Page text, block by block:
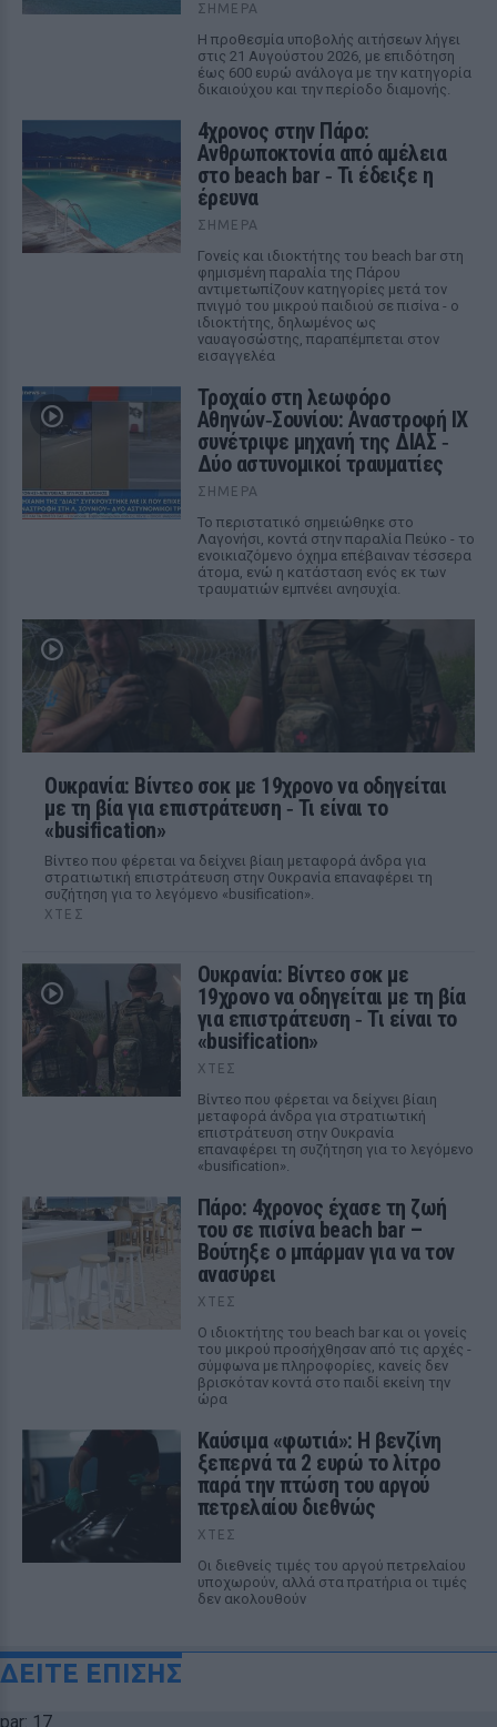
ΣΉΜΕΡΑ
Η προθεσμία υποβολής αιτήσεων λήγει
στις 21 Αυγούστου 2026, με επιδότηση
έως 600 ευρώ ανάλογα με την κατηγορία
δικαιούχου και την περίοδο διαμονής.
4χρονος στην Πάρο:
Ανθρωποκτονία από αμέλεια
στο beach bar ‑ Τι έδειξε η
έρευνα
ΣΉΜΕΡΑ
Γονείς και ιδιοκτήτης του beach bar στη
φημισμένη παραλία της Πάρου
αντιμετωπίζουν κατηγορίες μετά τον
πνιγμό του μικρού παιδιού σε πισίνα - ο
ιδιοκτήτης, δηλωμένος ως
ναυαγοσώστης, παραπέμπεται στον
εισαγγελέα
Τροχαίο στη λεωφόρο
Αθηνών‑Σουνίου: Αναστροφή ΙΧ
συνέτριψε μηχανή της ΔΙΑΣ ‑
Δύο αστυνομικοί τραυματίες
ΣΉΜΕΡΑ
Το περιστατικό σημειώθηκε στο
Λαγονήσι, κοντά στην παραλία Πεύκο - το
ενοικιαζόμενο όχημα επέβαιναν τέσσερα
άτομα, ενώ η κατάσταση ενός εκ των
τραυματιών εμπνέει ανησυχία.
Ουκρανία: Βίντεο σοκ με 19χρονο να οδηγείται
με τη βία για επιστράτευση ‑ Τι είναι το
«busification»
Βίντεο που φέρεται να δείχνει βίαιη μεταφορά άνδρα για
στρατιωτική επιστράτευση στην Ουκρανία επαναφέρει τη
συζήτηση για το λεγόμενο «busification».
ΧΤΕΣ
Ουκρανία: Βίντεο σοκ με
19χρονο να οδηγείται με τη βία
για επιστράτευση ‑ Τι είναι το
«busification»
ΧΤΕΣ
Βίντεο που φέρεται να δείχνει βίαιη
μεταφορά άνδρα για στρατιωτική
επιστράτευση στην Ουκρανία
επαναφέρει τη συζήτηση για το λεγόμενο
«busification».
Πάρο: 4χρονος έχασε τη ζωή
του σε πισίνα beach bar –
Βούτηξε ο μπάρμαν για να τον
ανασύρει
ΧΤΕΣ
Ο ιδιοκτήτης του beach bar και οι γονείς
του μικρού προσήχθησαν από τις αρχές -
σύμφωνα με πληροφορίες, κανείς δεν
βρισκόταν κοντά στο παιδί εκείνη την
ώρα
Καύσιμα «φωτιά»: Η βενζίνη
ξεπερνά τα 2 ευρώ το λίτρο
παρά την πτώση του αργού
πετρελαίου διεθνώς
ΧΤΕΣ
Οι διεθνείς τιμές του αργού πετρελαίου
υποχωρούν, αλλά στα πρατήρια οι τιμές
δεν ακολουθούν
ΔΕΙΤΕ ΕΠΙΣΗΣ
par: 17